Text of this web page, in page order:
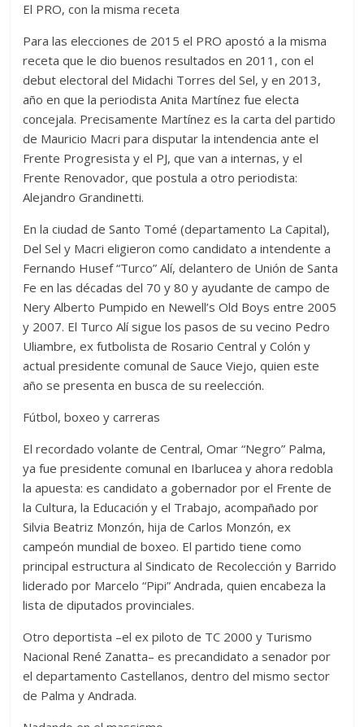
El PRO, con la misma receta
Para las elecciones de 2015 el PRO apostó a la misma
receta que le dio buenos resultados en 2011, con el
debut electoral del Midachi Torres del Sel, y en 2013,
año en que la periodista Anita Martínez fue electa
concejala. Precisamente Martínez es la carta del partido
de Mauricio Macri para disputar la intendencia ante el
Frente Progresista y el PJ, que van a internas, y el
Frente Renovador, que postula a otro periodista:
Alejandro Grandinetti.
En la ciudad de Santo Tomé (departamento La Capital),
Del Sel y Macri eligieron como candidato a intendente a
Fernando Husef “Turco” Alí, delantero de Unión de Santa
Fe en las décadas del 70 y 80 y ayudante de campo de
Nery Alberto Pumpido en Newell’s Old Boys entre 2005
y 2007. El Turco Alí sigue los pasos de su vecino Pedro
Uliambre, ex futbolista de Rosario Central y Colón y
actual presidente comunal de Sauce Viejo, quien este
año se presenta en busca de su reelección.
Fútbol, boxeo y carreras
El recordado volante de Central, Omar “Negro” Palma,
ya fue presidente comunal en Ibarlucea y ahora redobla
la apuesta: es candidato a gobernador por el Frente de
la Cultura, la Educación y el Trabajo, acompañado por
Silvia Beatriz Monzón, hija de Carlos Monzón, ex
campeón mundial de boxeo. El partido tiene como
principal estructura al Sindicato de Recolección y Barrido
liderado por Marcelo “Pipi” Andrada, quien encabeza la
lista de diputados provinciales.
Otro deportista –el ex piloto de TC 2000 y Turismo
Nacional René Zanatta– es precandidato a senador por
el departamento Castellanos, dentro del mismo sector
de Palma y Andrada.